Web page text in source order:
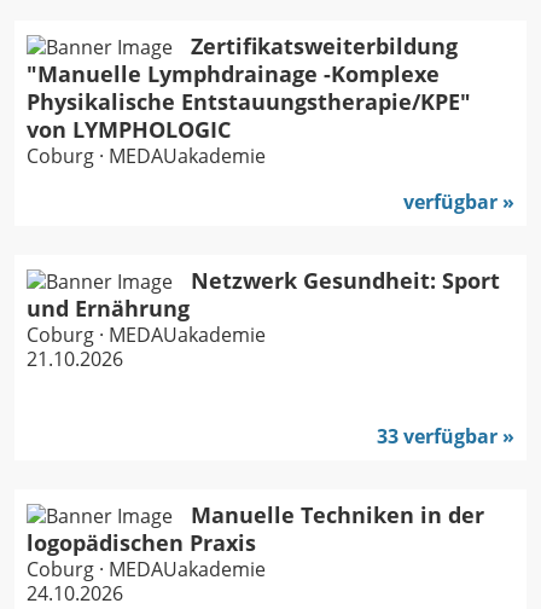
Zertifikatsweiterbildung
"Manuelle Lymphdrainage -Komplexe
Physikalische Entstauungstherapie/KPE"
von LYMPHOLOGIC
Coburg · MEDAUakademie
verfügbar
Netzwerk Gesundheit: Sport
und Ernährung
Coburg · MEDAUakademie
21.10.2026
33 verfügbar
Manuelle Techniken in der
logopädischen Praxis
Coburg · MEDAUakademie
24.10.2026